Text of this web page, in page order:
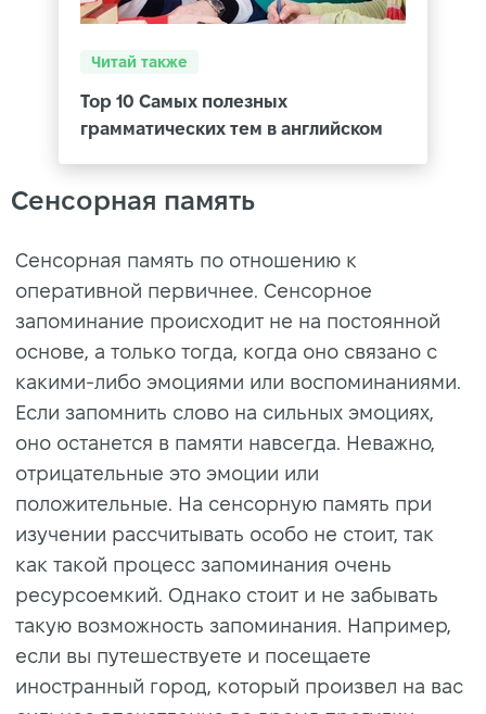
Читай также
Top 10 Самых полезных
грамматических тем в английском
Сенсорная память
Сенсорная память по отношению к
оперативной первичнее. Сенсорное
запоминание происходит не на постоянной
основе, а только тогда, когда оно связано с
какими-либо эмоциями или воспоминаниями.
Если запомнить слово на сильных эмоциях,
оно останется в памяти навсегда. Неважно,
отрицательные это эмоции или
положительные. На сенсорную память при
изучении рассчитывать особо не стоит, так
как такой процесс запоминания очень
ресурсоемкий. Однако стоит и не забывать
такую возможность запоминания. Например,
если вы путешествуете и посещаете
иностранный город, который произвел на вас